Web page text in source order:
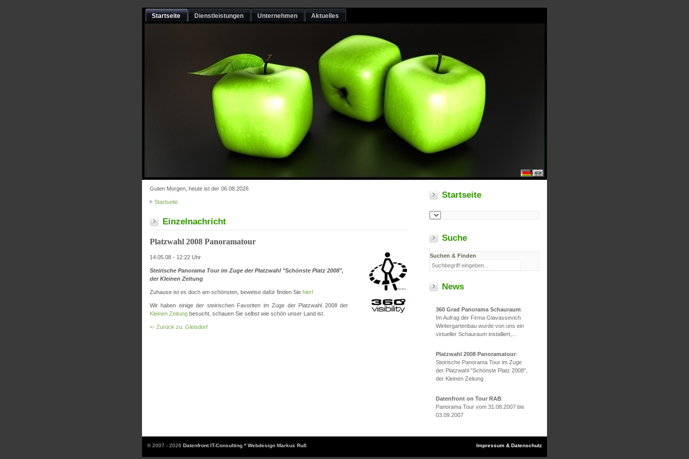
Startseite Dienstleistungen Unternehmen Aktuelles
Guten Morgen, heute ist der 06.08.2026
Startseite
Einzelnachricht
Platzwahl 2008 Panoramatour
14.05.08 - 12:22 Uhr
Steirische Panorama Tour im Zuge der Platzwahl "Schönste Platz 2008",
der Kleinen Zeitung
Zuhause ist es doch am schönsten, beweise dafür finden Sie hier!
Wir haben einige der steirischen Favoriten im Zuge der Platzwahl 2008 der
Kleinen Zeitung besucht, schauen Sie selbst wie schön unser Land ist.
<- Zurück zu: Gleisdorf
Startseite
Suche
Suchen & Finden
News
360 Grad Panorama Schauraum:
Im Aufrag der Firma Glavassevich
Wintergartenbau wurde von uns ein
virtueller Schauraum installiert,...
Platzwahl 2008 Panoramatour:
Steirische Panorama Tour im Zuge
der Platzwahl "Schönste Platz 2008",
der Kleinen Zeitung
Datenfront on Tour RAB:
Panorama Tour vom 31.08.2007 bis
03.09.2007
© 2007 - 2026 Datenfront IT-Consulting * Webdesign Markus Ruß Impressum & Datenschutz